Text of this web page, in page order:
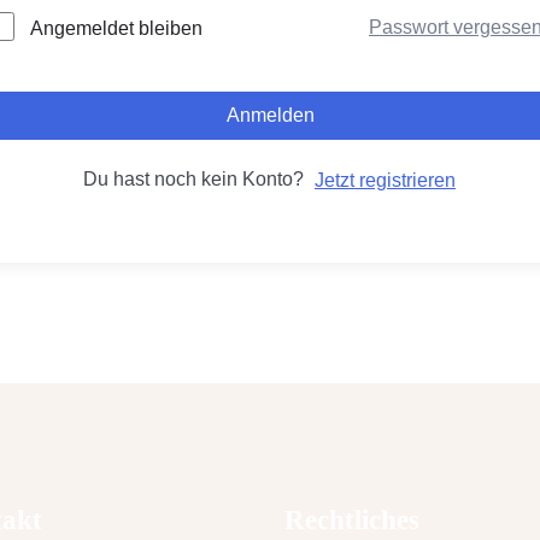
Angemeldet bleiben Passwort
Anmelden
Du hast noch kein Konto? Jetzt registrieren